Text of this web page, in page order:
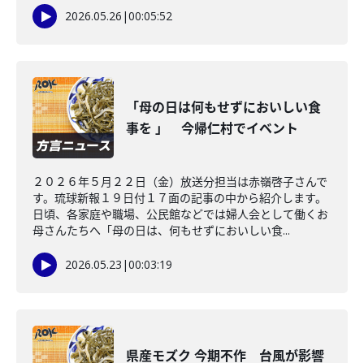
2026.05.26 |00:05:52
「母の日は何もせずにおいしい食
事を 」 今帰仁村でイベント
２０２６年５月２２日（金）放送分担当は赤嶺啓子さんで
す。琉球新報１９日付１７面の記事の中から紹介します。
日頃、各家庭や職場、公民館などでは婦人会として働くお
母さんたちへ「母の日は、何もせずにおいしい食...
2026.05.23 |00:03:19
県産モズク 今期不作 台風が影響